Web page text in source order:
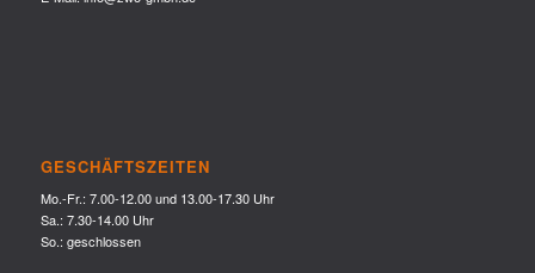
GESCHÄFTSZEITEN
Mo.-Fr.: 7.00-12.00 und 13.00-17.30 Uhr
Sa.: 7.30-14.00 Uhr
So.: geschlossen